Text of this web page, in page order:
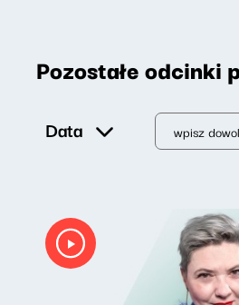
Pozostałe odcinki
Data